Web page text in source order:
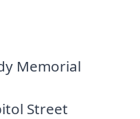
Memorial
Street